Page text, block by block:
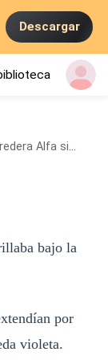
Descargar
Alfa sin Lobo
bajo la
por
violeta.